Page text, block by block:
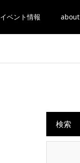
イベント情報 about
検索